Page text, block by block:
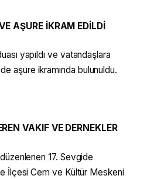
AŞURE İKRAM EDİLDİ
yapıldı ve vatandaşlara
aşure ikramında bulunuldu.
VAKIF VE DERNEKLER
düzenlenen 17. Sevgide
İlçesi Cem ve Kültür Meskeni